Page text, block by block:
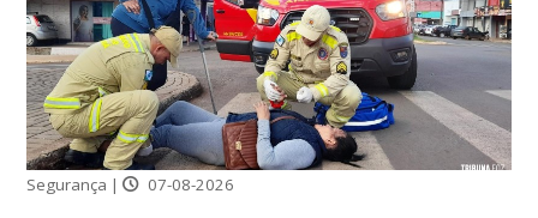
Segurança | 07-08-2026